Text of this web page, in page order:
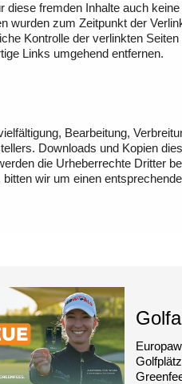
fremden Inhalte auch
wurden zum Zeitpunkt der
Kontrolle der verlinkten
Links umgehend entfernen.
Bearbeitung,
Downloads und Kopien
die Urheberrechte Dritter
wir um einen